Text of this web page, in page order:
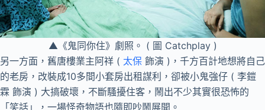
▲《鬼同你住》劇照。 ( 圖 Catchplay )
另一方面，舊唐樓業主阿祥 ( 太保 飾演 )，千方百計地想將自己
的老房，改裝成10多間小套房出租謀利，卻被小鬼強仔 ( 李鎧
霖 飾演 ) 大搞破壞，不斷騷擾住客，鬧出不少其實很恐怖的
「笑話」，一場怪奇物語也隨即吵鬧展開。